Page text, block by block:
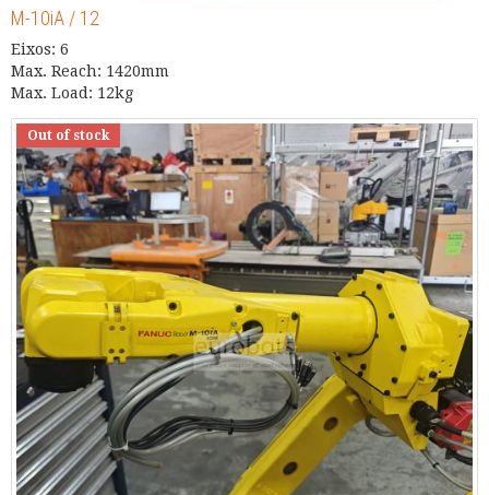
M-10iA / 12
Eixos: 6
Max. Reach: 1420mm
Max. Load: 12kg
Out of stock